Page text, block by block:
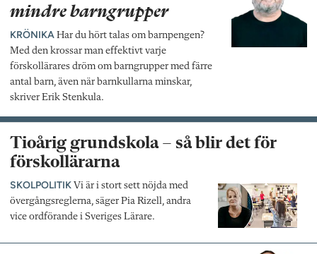
mindre barngrupper
KRÖNIKA Har du hört talas om barnpengen?
Med den krossar man effektivt varje
förskollärares dröm om barngrupper med färre
antal barn, även när barnkullarna minskar,
skriver Erik Stenkula.
Tioårig grundskola – så blir det för
förskollärarna
SKOLPOLITIK Vi är i stort sett nöjda med
övergångsreglerna, säger Pia Rizell, andra
vice ordförande i Sveriges Lärare.